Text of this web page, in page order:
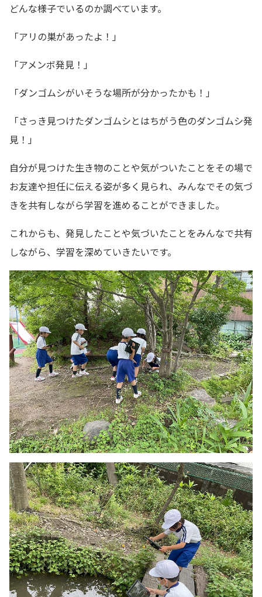
どんな様子でいるのか調べています。
「アリの巣があったよ！」
「アメンボ発見！」
「ダンゴムシがいそうな場所が分かったかも！」
「さっき見つけたダンゴムシとはちがう色のダンゴムシ発
見！」
自分が見つけた生き物のことや気がついたことをその場で
お友達や担任に伝える姿が多く見られ、みんなでその気づ
きを共有しながら学習を進めることができました。
これからも、発見したことや気づいたことをみんなで共有
しながら、学習を深めていきたいです。